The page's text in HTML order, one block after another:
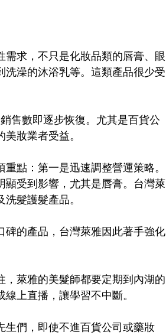
求，不只是化妝品類的唇膏、眼
澡的沐浴乳等。這類產品很少受
售數即逐步恢復。尤其是百貨公
妝業者受益。
點：第一是迅速調整營運策略。
受到影響，尤其是唇膏。台灣萊
髮護髮產品。
的產品，台灣萊雅因此著手強化
萊雅的美髮師都要定期到內湖的
上直播，讓學習不中斷。
生們，即使不進百貨公司或藥妝